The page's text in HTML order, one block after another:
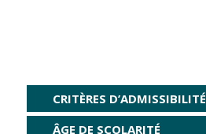
CRITÈRES D’ADMISSIBILITÉ
ÂGE DE SCOLARITÉ